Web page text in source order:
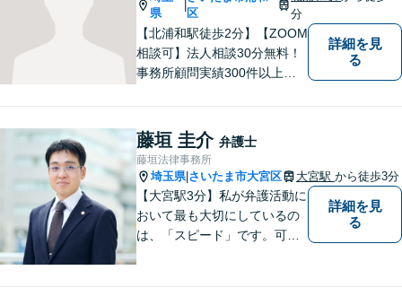
【初回面談無料】
県
|
区
分
【北浦和駅徒歩2分】【ZOOM
相談可】法人相談30分無料！
事務所顧問実績300件以上！
的確に把握し、ご意向に沿え
るよう尽力いたします！業種
ごとに専門化したチームでの
サポート体制あり！ぜひ一度
ご相談ください。
詳細を見
る
藤垣 圭介 弁護士
藤垣法律事務所
埼玉県| さいたま市大宮区 大宮駅 から徒歩3分
【大宮駅3分】私が弁護活動に
おいて最も大切にしているの
は、「スピード」です。可能
詳細を見
る